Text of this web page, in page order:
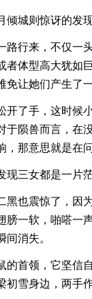
则惊讶的发现
行来，不仅一头
者体型高大犹如
免让她们产生了
了手，这时候小
于陨兽而言，在
，那意思就是在
三女都是一片茫
也震惊了，因为
膀一软，啪嗒一
间消失。
首领，它坚信自
初雪身边，两手